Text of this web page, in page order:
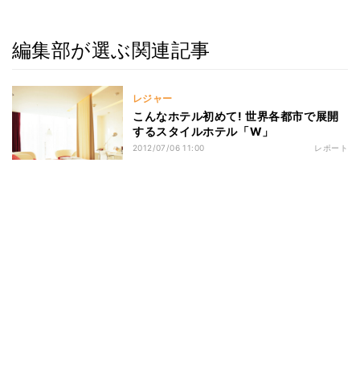
編集部が選ぶ関連記事
レジャー
こんなホテル初めて! 世界各都市で展開
するスタイルホテル「W」
2012/07/06 11:00 レポート